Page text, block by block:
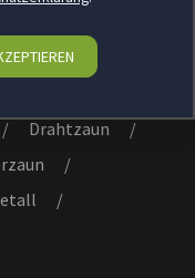
/ Drahtzaun
/
/
/